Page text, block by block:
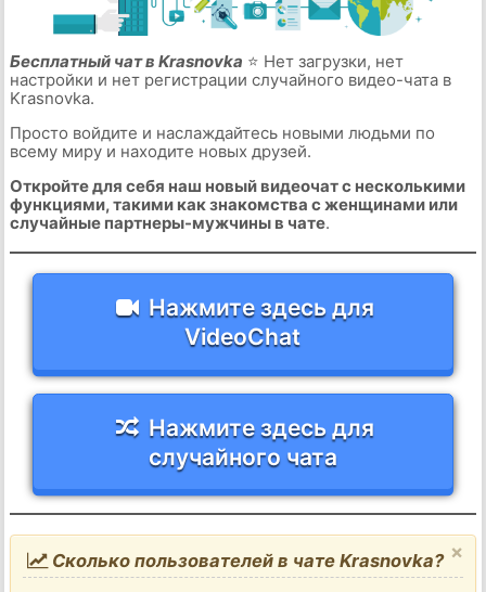
Бесплатный чат в Krasnovka ⭐ Нет загрузки, нет
настройки и нет регистрации случайного видео-чата в
Krasnovka.
Просто войдите и наслаждайтесь новыми людьми по
всему миру и находите новых друзей.
Откройте для себя наш новый видеочат с несколькими
функциями, такими как знакомства с женщинами или
случайные партнеры-мужчины в чате.
Нажмите здесь для
VideoChat
Нажмите здесь для
случайного чата
×
Сколько пользователей в чате Krasnovka?